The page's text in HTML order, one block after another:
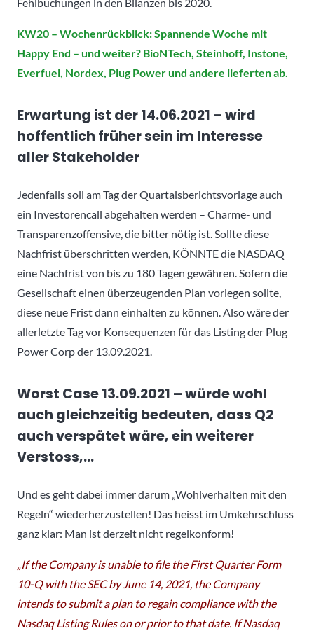
KW20 – Wochenrückblick: Spannende Woche mit
Happy End – und weiter? BioNTech, Steinhoff, Instone,
Everfuel, Nordex, Plug Power und andere lieferten ab.
Erwartung ist der 14.06.2021 – wird
hoffentlich früher sein im Interesse
aller Stakeholder
Jedenfalls soll am Tag der Quartalsberichtsvorlage auch
ein Investorencall abgehalten werden – Charme- und
Transparenzoffensive, die bitter nötig ist. Sollte diese
Nachfrist überschritten werden, KÖNNTE die NASDAQ
eine Nachfrist von bis zu 180 Tagen gewähren. Sofern die
Gesellschaft einen überzeugenden Plan vorlegen sollte,
diese neue Frist dann einhalten zu können. Also wäre der
allerletzte Tag vor Konsequenzen für das Listing der Plug
Power Corp der 13.09.2021.
Worst Case 13.09.2021 – würde wohl
auch gleichzeitig bedeuten, dass Q2
auch verspätet wäre, ein weiterer
Verstoss,…
Und es geht dabei immer darum „Wohlverhalten mit den
Regeln“ wiederherzustellen! Das heisst im Umkehrschluss
ganz klar: Man ist derzeit nicht regelkonform!
„If the Company is unable to file the First Quarter Form
10-Q with the SEC by June 14, 2021, the Company
intends to submit a plan to regain compliance with the
Nasdaq Listing Rules on or prior to that date. If Nasdaq